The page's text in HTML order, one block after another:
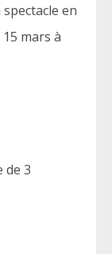
en
mars à
de 3